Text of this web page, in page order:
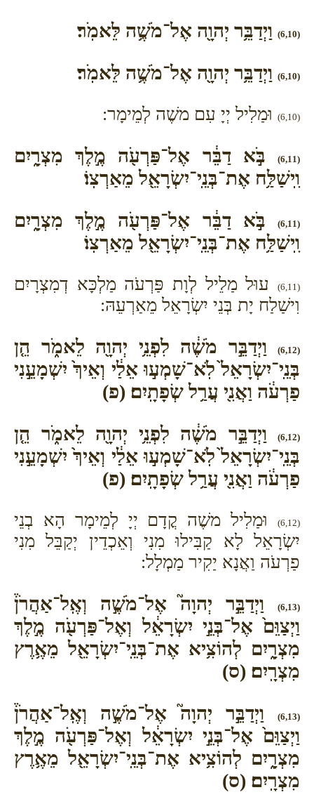
(6,10) וַיְדַבֵּ֥ר יְהוָ֖ה אֶל־מֹשֶׁ֥ה לֵּאמֹֽר׃
(6,10) וַיְדַבֵּ֥ר יְהוָ֖ה אֶל־מֹשֶׁ֥ה לֵּאמֹֽר׃
(6,10) וּמַלִיל יְיָ עִם משֶׁה לְמֵימָר:
(6,11)
בֹּ֣א דַבֵּ֔ר אֶל־פַּרְעֹ֖ה מֶ֣לֶךְ מִצְרָ֑יִם
וִֽישַׁלַּ֥ח אֶת־בְּנֵֽי־יִשְׂרָאֵ֖ל מֵאַרְצֽוֹ׃
(6,11)
בֹּ֣א דַבֵּ֔ר אֶל־פַּרְעֹ֖ה מֶ֣לֶךְ מִצְרָ֑יִם
וִֽישַׁלַּ֥ח אֶת־בְּנֵֽי־יִשְׂרָאֵ֖ל מֵאַרְצֽוֹ׃
(6,11)
עוּל מַלֵיל לְוָת פַּרְעֹה מַלְכָּא דְמִצְרָיִם
וִישַׁלַח יָת בְּנֵי יִשְׂרָאֵל מֵאַרְעֵהּ:
(6,12)
וַיְדַבֵּ֣ר מֹשֶׁ֔ה לִפְנֵ֥י יְהוָ֖ה לֵאמֹ֑ר הֵ֤ן
בְּנֵֽי־יִשְׂרָאֵל֙ לֹֽא־שָׁמְע֣וּ אֵלַ֔י וְאֵיךְ֙ יִשְׁמָעֵ֣נִי
פַרְעֹ֔ה וַאֲנִ֖י עֲרַ֥ל שְׂפָתָֽיִם׃ (פ)
(6,12)
וַיְדַבֵּ֣ר מֹשֶׁ֔ה לִפְנֵ֥י יְהוָ֖ה לֵאמֹ֑ר הֵ֤ן
בְּנֵֽי־יִשְׂרָאֵל֙ לֹֽא־שָׁמְע֣וּ אֵלַ֔י וְאֵיךְ֙ יִשְׁמָעֵ֣נִי
פַרְעֹ֔ה וַאֲנִ֖י עֲרַ֥ל שְׂפָתָֽיִם׃ (פ)
(6,12)
וּמַלִיל משֶׁה קֳדָם יְיָ לְמֵימָר הָא בְנֵי
יִשְׂרָאֵל לָא קַבִּילוּ מִנִי וְאֵכְדֵין יְקַבֵּל מִנִי
פַרְעֹה וַאֲנָא יַקִיר מַמְלָל:
(6,13)
וַיְדַבֵּ֣ר יְהוָה֮ אֶל־מֹשֶׁ֣ה וְאֶֽל־אַהֲרֹן֒
וַיְצַוֵּם֙ אֶל־בְּנֵ֣י יִשְׂרָאֵ֔ל וְאֶל־פַּרְעֹ֖ה מֶ֣לֶךְ
מִצְרָ֑יִם לְהוֹצִ֥יא אֶת־בְּנֵֽי־יִשְׂרָאֵ֖ל מֵאֶ֥רֶץ
מִצְרָֽיִם׃ (ס)
(6,13)
וַיְדַבֵּ֣ר יְהוָה֮ אֶל־מֹשֶׁ֣ה וְאֶֽל־אַהֲרֹן֒
וַיְצַוֵּם֙ אֶל־בְּנֵ֣י יִשְׂרָאֵ֔ל וְאֶל־פַּרְעֹ֖ה מֶ֣לֶךְ
מִצְרָ֑יִם לְהוֹצִ֥יא אֶת־בְּנֵֽי־יִשְׂרָאֵ֖ל מֵאֶ֥רֶץ
מִצְרָֽיִם׃ (ס)